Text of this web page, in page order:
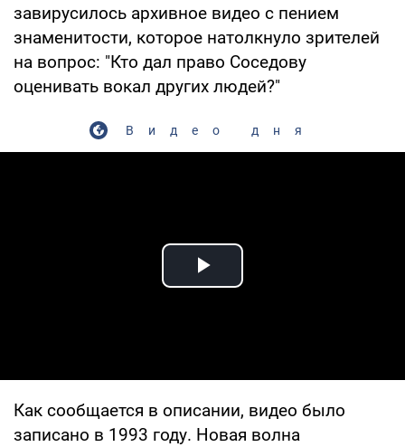
завирусилось архивное видео с пением
знаменитости, которое натолкнуло зрителей
на вопрос: "Кто дал право Соседову
оценивать вокал других людей?"
Видео дня
Play Video
Как сообщается в описании, видео было
записано в 1993 году. Новая волна